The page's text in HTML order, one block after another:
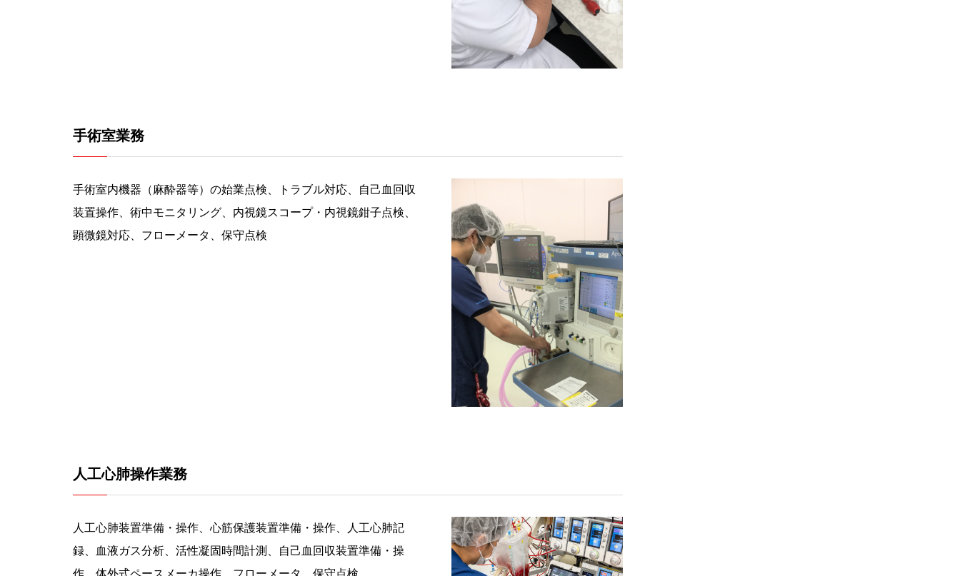
手術室業務
手術室内機器（麻酔器等）の始業点検、トラブル対応、自己血回収
装置操作、術中モニタリング、内視鏡スコープ・内視鏡鉗子点検、
顕微鏡対応、フローメータ、保守点検
人工心肺操作業務
人工心肺装置準備・操作、心筋保護装置準備・操作、人工心肺記
録、血液ガス分析、活性凝固時間計測、自己血回収装置準備・操
作、体外式ペースメーカ操作、フローメータ、保守点検